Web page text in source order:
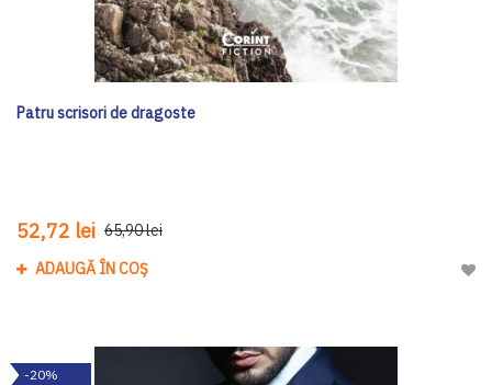
Patru scrisori de dragoste
52,72 lei 65,90 lei
ADAUGĂ ÎN COȘ
-20%